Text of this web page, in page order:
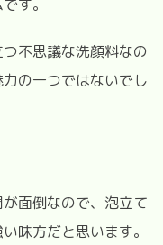
す。
不思議な洗顔料なの
の一つではないでし
面倒なので、泡立て
味方だと思います。